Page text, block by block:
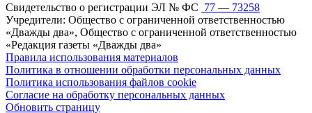
Свидетельство о регистрации ЭЛ № ФС 77 — 73258
Учредители: Общество с ограниченной ответственностью
«Дважды два», Общество с ограниченной ответственностью
«Редакция газеты «Дважды два»
Правила использования материалов
Политика в отношении обработки персональных данных
Политика использования файлов cookie
Согласие на обработку персональных данных
Обновить страницу